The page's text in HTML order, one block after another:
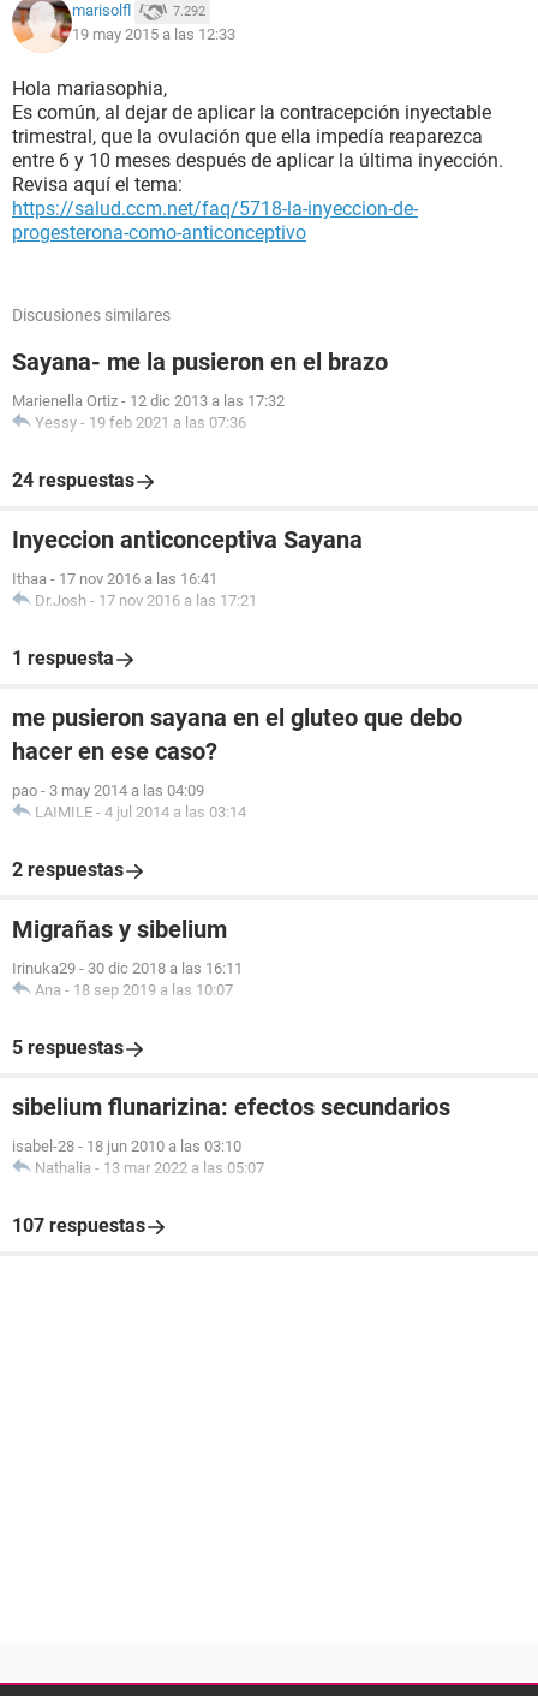
marisolfl 7.292
19 may 2015 a las 12:33
Hola mariasophia,
Es común, al dejar de aplicar la contracepción inyectable
trimestral, que la ovulación que ella impedía reaparezca
entre 6 y 10 meses después de aplicar la última inyección.
Revisa aquí el tema:
https://salud.ccm.net/faq/5718-la-inyeccion-de-
progesterona-como-anticonceptivo
Discusiones similares
Sayana- me la pusieron en el brazo
Marienella Ortiz - 12 dic 2013 a las 17:32
Yessy - 19 feb 2021 a las 07:36
24 respuestas
Inyeccion anticonceptiva Sayana
Ithaa - 17 nov 2016 a las 16:41
Dr.Josh - 17 nov 2016 a las 17:21
1 respuesta
me pusieron sayana en el gluteo que debo
hacer en ese caso?
pao - 3 may 2014 a las 04:09
LAIMILE - 4 jul 2014 a las 03:14
2 respuestas
Migrañas y sibelium
Irinuka29 - 30 dic 2018 a las 16:11
Ana - 18 sep 2019 a las 10:07
5 respuestas
sibelium flunarizina: efectos secundarios
isabel-28 - 18 jun 2010 a las 03:10
Nathalia - 13 mar 2022 a las 05:07
107 respuestas